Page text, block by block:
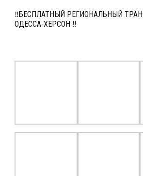
‼БЕСПЛАТНЫЙ РЕГИОНАЛЬНЫЙ
ОДЕССА-ХЕРСОН ‼